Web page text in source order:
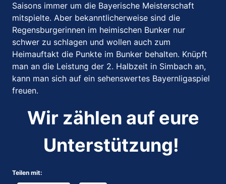
Saisons immer um die Bayerische Meisterschaft
mitspielte. Aber bekanntlicherweise sind die
Regensburgerinnen im heimischen Bunker nur
schwer zu schlagen und wollen auch zum
Heimauftakt die Punkte im Bunker behalten. Knüpft
man an die Leistung der 2. Halbzeit in Simbach an,
kann man sich auf ein sehenswertes Bayernligaspiel
freuen.
Wir zählen auf eure
Unterstützung!
Teilen mit: